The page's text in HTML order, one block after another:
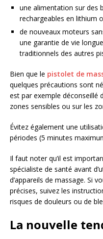
une alimentation sur des
rechargeables en lithium
de nouveaux moteurs
une garantie de vie
traditionnels des autres
Bien que le pistolet de
quelques précautions sont
est par exemple déconseillé
zones sensibles ou sur les
Évitez également une
périodes (5 minutes
Il faut noter qu’il est
spécialiste de santé avant
d’appareils de massage. Si
précises, suivez les
risques de douleurs ou de
La nouvelle